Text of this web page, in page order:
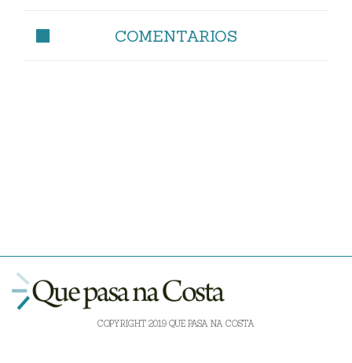
COMENTARIOS
COPYRIGHT 2019 QUE PASA NA COSTA